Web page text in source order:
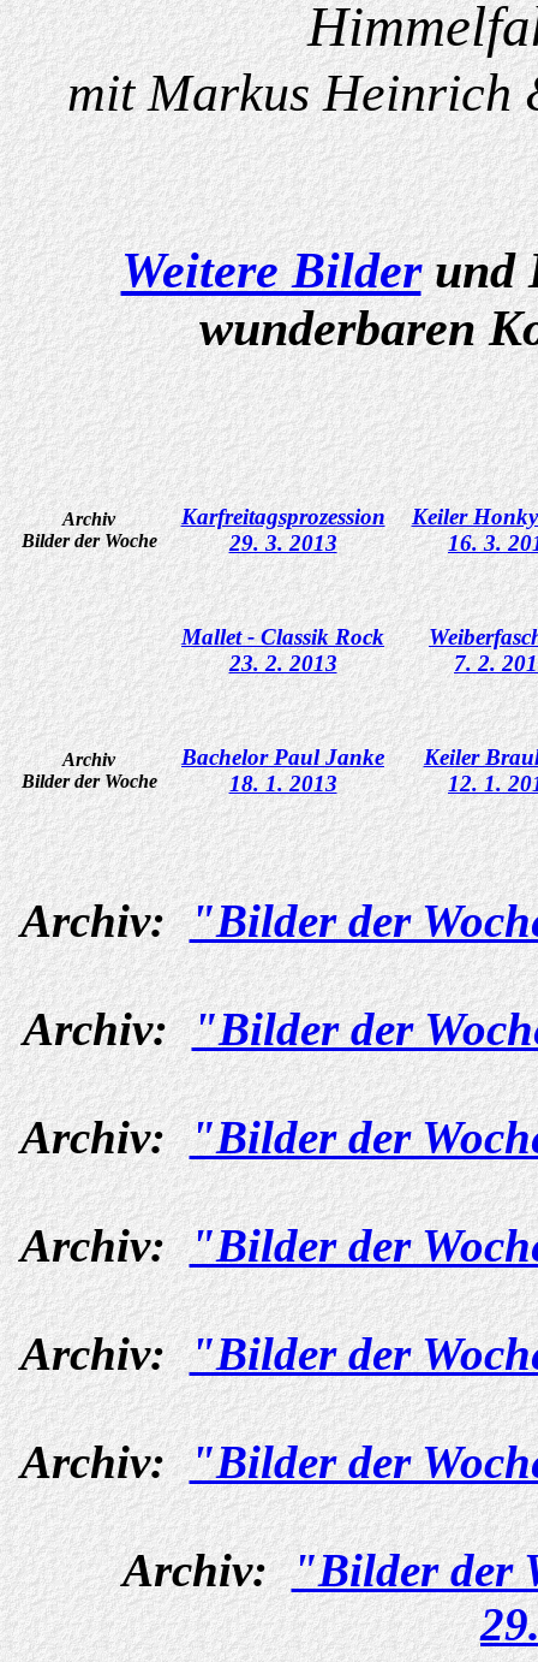
mit Markus Heinrich
Weitere Bilderund
wunderbaren
Archiv
Bilder der Woche
Karfreitagsprozession
29. 3. 2013
Keiler
16. 3.
Mallet - Classik Rock
23. 2. 2013
7. 2.
Archiv
Bilder der Woche
Bachelor Paul Janke
18. 1. 2013
Keiler
12. 1.
Archiv:"Bilder der
Archiv:"Bilder der
Archiv:"Bilder der
Archiv:"Bilder der
Archiv:"Bilder der
Archiv:"Bilder der
Archiv:"Bilder der